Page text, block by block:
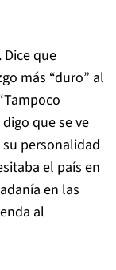
que
más “duro” al
que se ve
personalidad
el país en
en las
al